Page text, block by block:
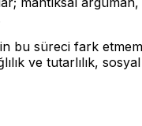
bu süreci fark
ve tutarlılık,